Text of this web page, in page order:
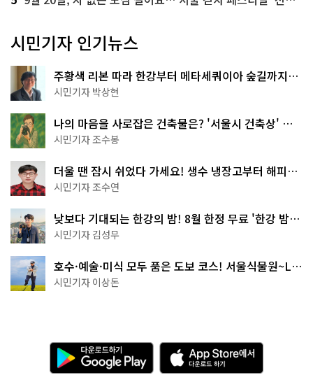
시민기자 인기뉴스
주황색 리본 따라 한강부터 메타세쿼이아 숲길까지…
서울둘레길 15코스
시민기자 박상현
나의 마음을 사로잡은 건축물은? '서울시 건축상' 수
상작 공개!
시민기자 조수봉
더울 땐 잠시 쉬었다 가세요! 생수 냉장고부터 해피소
·무더위쉼터까지
시민기자 조수연
낮보다 기대되는 한강의 밤! 8월 한정 무료 '한강 밤
핑' 예약은?
시민기자 김성무
호수·예술·미식 모두 품은 도보 코스! 서울식물원~LG
아트센터~마곡테라스거리
시민기자 이상돈
다
운
로
A
p
p